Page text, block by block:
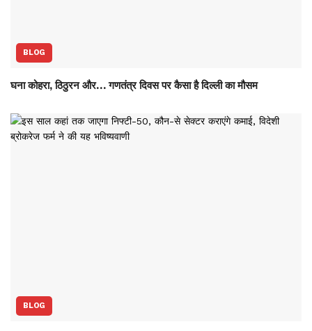
BLOG
घना कोहरा, ठिठुरन और… गणतंत्र दिवस पर कैसा है दिल्ली का मौसम
BLOG